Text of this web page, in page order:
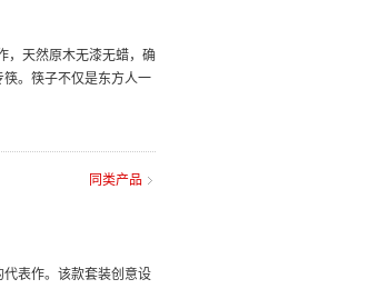
，天然原木无漆无蜡，确
。筷子不仅是东方人一
同类产品
代表作。该款套装创意设